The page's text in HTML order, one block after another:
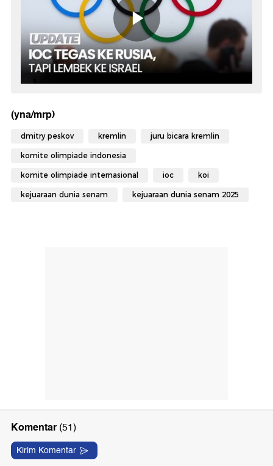
(yna/mrp)
dmitry peskov kremlin juru bicara kremlin
komite olimpiade indonesia
komite olimpiade internasional ioc koi
kejuaraan dunia senam kejuaraan dunia senam 2025